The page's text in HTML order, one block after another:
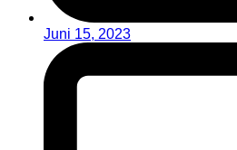
Juni 15, 2023